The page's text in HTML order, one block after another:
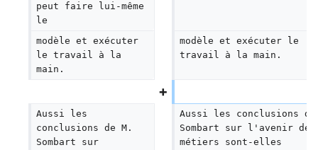
peut faire lui-même
le
modèle et exécuter
le travail à la
main.
modèle et exécuter le
travail à la main.
Aussi les
conclusions de M.
Sombart sur
Aussi les conclusions
Sombart sur l'avenir
métiers sont-elles